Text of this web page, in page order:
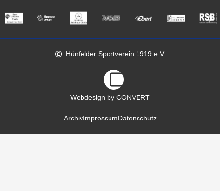
Hünfelder Sportverein 1919 e.V.
Webdesign by CONVERT
ArchivImpressumDatenschutz